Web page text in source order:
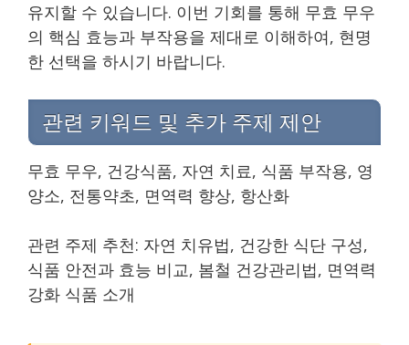
유지할 수 있습니다. 이번 기회를 통해 무효 무우
의 핵심 효능과 부작용을 제대로 이해하여, 현명
한 선택을 하시기 바랍니다.
관련 키워드 및 추가 주제 제안
무효 무우, 건강식품, 자연 치료, 식품 부작용, 영
양소, 전통약초, 면역력 향상, 항산화
관련 주제 추천: 자연 치유법, 건강한 식단 구성,
식품 안전과 효능 비교, 봄철 건강관리법, 면역력
강화 식품 소개